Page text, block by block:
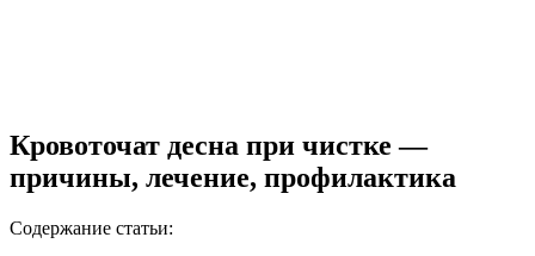
Кровоточат десна при чистке —
причины, лечение, профилактика
Содержание статьи: